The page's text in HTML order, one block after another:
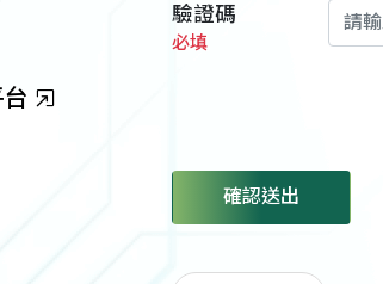
驗證碼
必填
確認送出